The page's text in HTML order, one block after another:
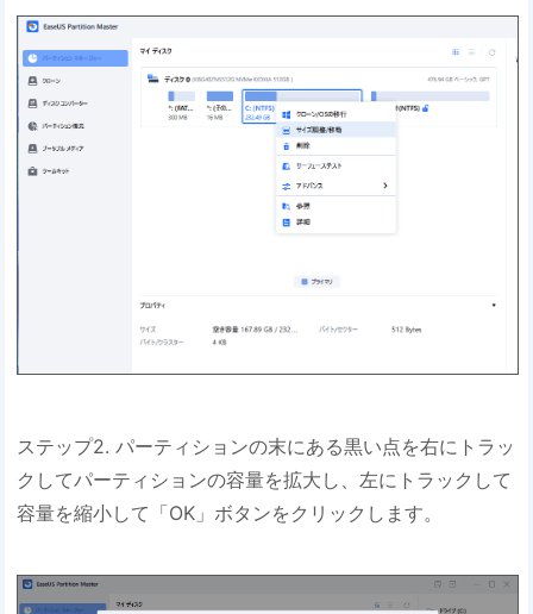
ステップ2. パーティションの末にある黒い点を右にトラッ
クしてパーティションの容量を拡大し、左にトラックして
容量を縮小して「OK」ボタンをクリックします。